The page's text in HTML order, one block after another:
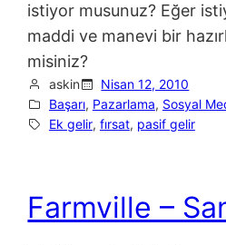
istiyor musunuz? Eğer
maddi ve manevi bir
misiniz?
askin
Nisan 12, 2010
Başarı, Pazarlama, Sosyal
Ek gelir, fırsat, pasif gelir
Farmville –